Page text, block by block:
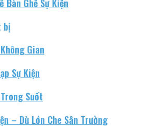
Bàn Ghế Sự Kiện
bị
Gian
Sự Kiện
Suốt
– Dù Lớn Che Sân Trường